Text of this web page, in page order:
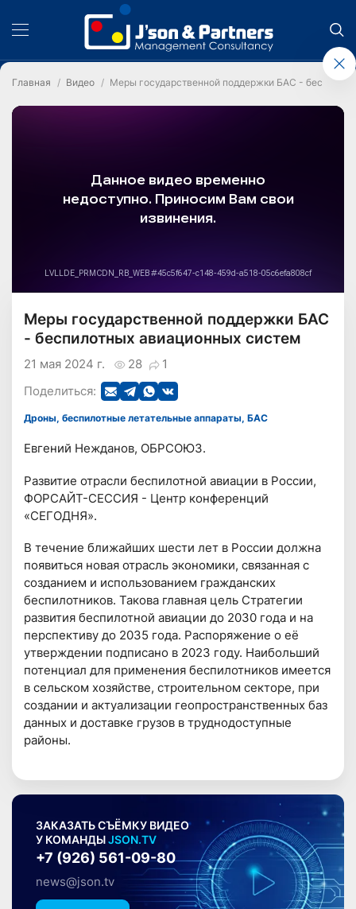
Главная Видео Меры государственной поддержки БАС -
Меры государственной поддержки БАС
- беспилотных авиационных систем
28 1
21 мая 2024 г.
Поделиться:
Дроны, беспилотные летательные аппараты, БАС
Евгений Нежданов, ОБРСОЮЗ.
Развитие отрасли беспилотной авиации в России,
ФОРСАЙТ-СЕССИЯ - Центр конференций
«СЕГОДНЯ».
В течение ближайших шести лет в России должна
появиться новая отрасль экономики, связанная с
созданием и использованием гражданских
беспилотников. Такова главная цель Стратегии
развития беспилотной авиации до 2030 года и на
перспективу до 2035 года. Распоряжение о её
утверждении подписано в 2023 году. Наибольший
потенциал для применения беспилотников имеется
в сельском хозяйстве, строительном секторе, при
создании и актуализации геопространственных баз
данных и доставке грузов в труднодоступные
районы.
ЗАКАЗАТЬ СЪЁМКУ ВИДЕО
У КОМАНДЫJSON.TV
+7 (926) 561-09-80
news@json.tv